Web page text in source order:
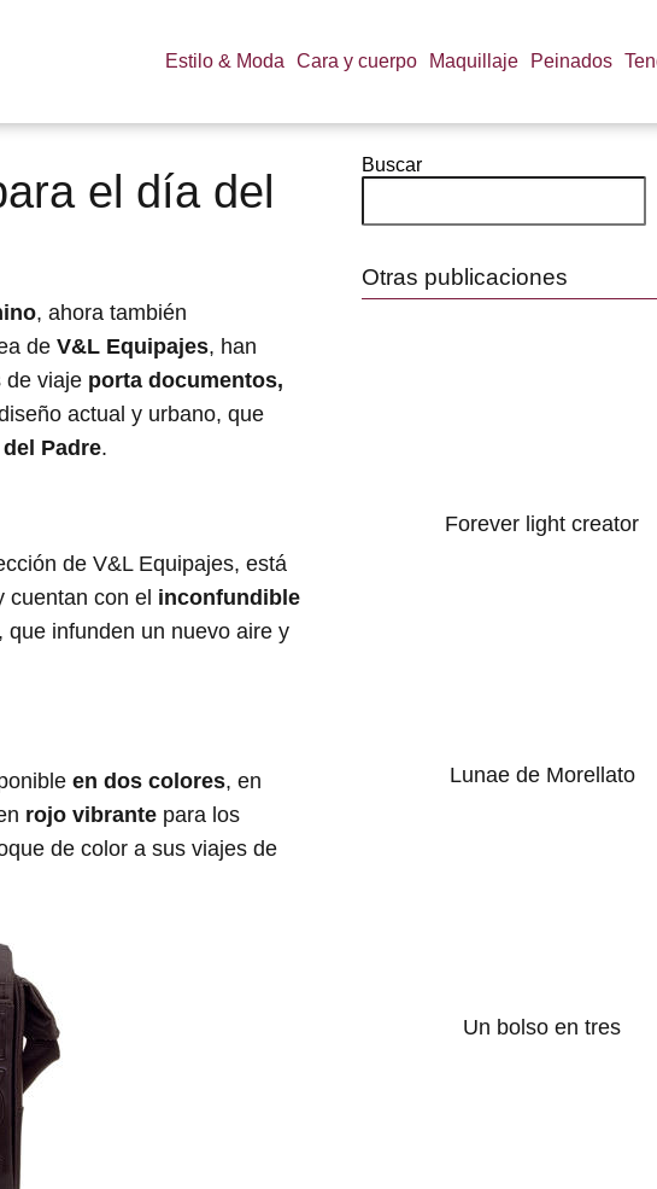
Estilo & Moda Cara y cuerpo Maquillaje Peinados
el día del
, ahora también
de V&L Equipajes, han
de viaje porta documentos,
actual y urbano, que
Padre.
de V&L Equipajes, está
cuentan con el inconfundible
infunden un nuevo aire y
en dos colores, en
rojo vibrante para los
de color a sus viajes de
Buscar
Otras publicaciones
Forever light creator
Lunae de Morellato
Un bolso en tres